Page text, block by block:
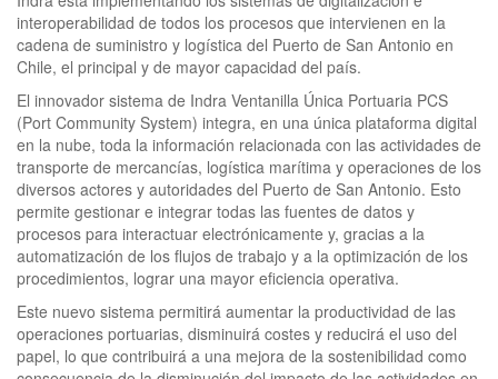
interoperabilidad de todos los procesos que intervienen en la
cadena de suministro y logística del Puerto de San Antonio en
Chile, el principal y de mayor capacidad del país.
El innovador sistema de Indra Ventanilla Única Portuaria PCS
(Port Community System) integra, en una única plataforma digital
en la nube, toda la información relacionada con las actividades de
transporte de mercancías, logística marítima y operaciones de los
diversos actores y autoridades del Puerto de San Antonio. Esto
permite gestionar e integrar todas las fuentes de datos y
procesos para interactuar electrónicamente y, gracias a la
automatización de los flujos de trabajo y a la optimización de los
procedimientos, lograr una mayor eficiencia operativa.
Este nuevo sistema permitirá aumentar la productividad de las
operaciones portuarias, disminuirá costes y reducirá el uso del
papel, lo que contribuirá a una mejora de la sostenibilidad como